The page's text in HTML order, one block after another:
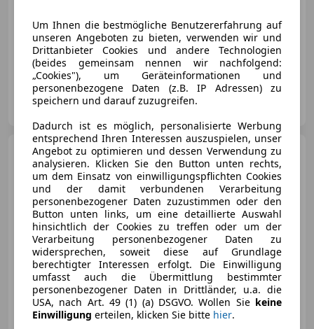
12/2022 76 670 km Diesel
145 kW (197 PS)
RT-Automobile GmbH
AT-4664 Oberweis
Volvo XC60B5 AWD Core
Geartronic
€ 42 900 1
05/2025 32 700 km
Elektro/Benzin
Um Ihnen die bestmögliche Benutzererfahrung auf
unseren Angeboten zu bieten, verwenden wir und
Drittanbieter Cookies und andere Technologien
(beides gemeinsam nennen wir nachfolgend:
„Cookies"), um Geräteinformationen und
personenbezogene Daten (z.B. IP Adressen) zu
speichern und darauf zuzugreifen.
Dadurch ist es möglich, personalisierte Werbung
entsprechend Ihren Interessen auszuspielen, unser
Angebot zu optimieren und dessen Verwendung zu
analysieren. Klicken Sie den Button unten rechts,
um dem Einsatz von einwilligungspflichten Cookies
und der damit verbundenen Verarbeitung
personenbezogener Daten zuzustimmen oder den
Button unten links, um eine detaillierte Auswahl
hinsichtlich der Cookies zu treffen oder um der
Verarbeitung personenbezogener Daten zu
widersprechen, soweit diese auf Grundlage
berechtigter Interessen erfolgt. Die Einwilligung
umfasst auch die Übermittlung bestimmter
personenbezogener Daten in Drittländer, u.a. die
USA, nach Art. 49 (1) (a) DSGVO. Wollen Sie keine
Einwilligung erteilen, klicken Sie bitte hier.